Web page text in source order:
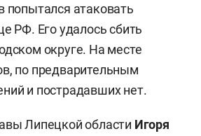
попытался атаковать
РФ. Его удалось сбить
округе. На месте
по предварительным
и пострадавших нет.
Липецкой области Игоря